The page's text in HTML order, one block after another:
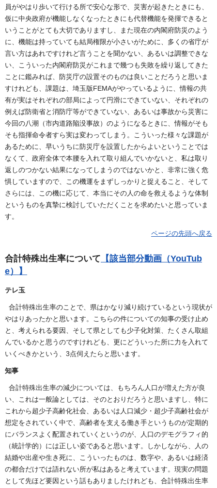
員がやはり歩いて行ける所で安心な形で、災害が起きたときにも、
仮に中央政府が機能しなくなったときにも代替機能を発揮できると
いうことがとても大切でありますし、また現在の内閣府防災のよう
に、機能は持っていても結局権限が小さいがために、多くの省庁が
言い方はあれですけれど言うことを聞かない、あるいは調整できな
い、こういった内閣府防災がこれまで幾つも失敗を繰り返してきた
ことに鑑みれば、防災庁の設置そのものは良いことだろうと思いま
すけれども、課題は、埼玉版FEMAがやっているように、情報の共
有が実はそれぞれの部局によって円滑にできていない、それぞれの
例えば防衛省と消防庁等ができていない、あるいは事故から災害に
今回の八潮（市内道路陥没事故）のようになるときに、情報がそも
そも指揮命令者すら実は変わってしまう。こういった様々な課題が
あるために、早いうちに防災庁を設置したからよいということでは
なくて、政府全体で本腰を入れて取り組んでいかないと、私は取り
返しのつかない結果になってしまうのではないかと、非常に強く危
惧していますので、この機運をまずしっかりと捉えること、そして
さらには、この機に応じて、本当にその人の命を救えるような体制
というものを真摯に検討していただくことを求めたいと思っていま
す。
ページの先頭へ戻る
合計特殊出生率について 【該当部分動画（YouTub
e）】
テレ玉
合計特殊出生率のことで、県はかなり減り続けているという現状が
やはりあったかと思います。こちらの件についての知事の受け止め
と、考えられる要因、そして県としても少子化対策、たくさん取組
んでいるかと思うのですけれども、更にどういった所に力を入れて
いくべきかという、3点伺えたらと思います。
知事
合計特殊出生率の減少については、もちろん人口が増えた方が良
い、これは一般論としては、そのとおりだろうと思いますし、特に
これから超少子高齢化社会、あるいは人口減少・超少子高齢社会が
想定をされていく中で、高齢者を支える働き手というものが定期的
にバランスよく配置されていくというのが、人口のデモグラフィ的
（統計学的）には正しい姿であると思います。しかしながら、人の
結婚や出産や生き死に、こういったものは、数字や、あるいは経済
の都合だけでは語れない所が私はあると考えています。現実の問題
として先ほど要因という話もありましたけれども、合計特殊出生率